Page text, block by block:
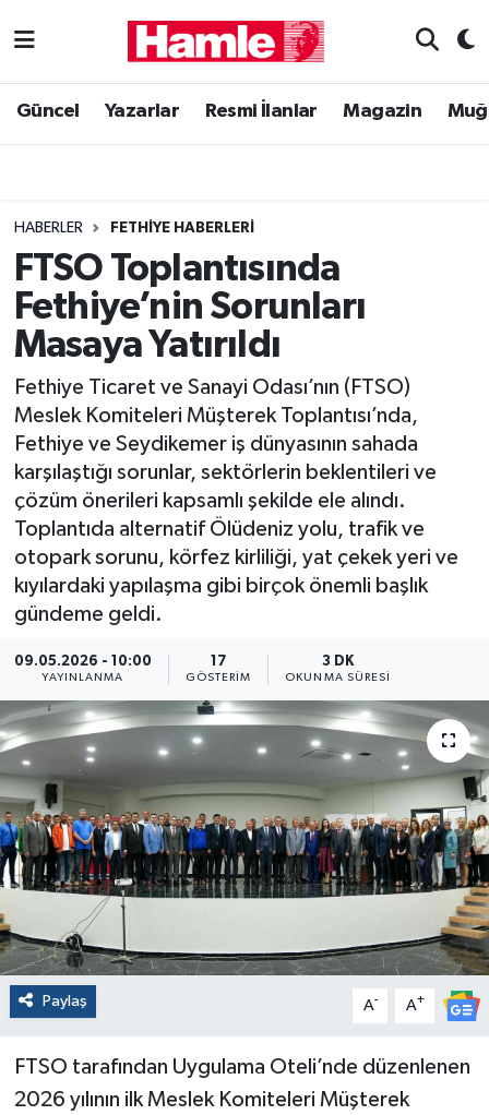
Güncel Yazarlar Resmi İlanlar Magazin
HABERLER FETHIYE HABERLERI
FTSO Toplantısında
Fethiye’nin Sorunları
Masaya Yatırıldı
Fethiye Ticaret ve Sanayi Odası’nın (FTSO)
Meslek Komiteleri Müşterek Toplantısı’nda,
Fethiye ve Seydikemer iş dünyasının sahada
karşılaştığı sorunlar, sektörlerin beklentileri ve
çözüm önerileri kapsamlı şekilde ele alındı.
Toplantıda alternatif Ölüdeniz yolu, trafik ve
otopark sorunu, körfez kirliliği, yat çekek yeri ve
kıyılardaki yapılaşma gibi birçok önemli başlık
gündeme geldi.
09.05.2026 - 10:00
YAYINLANMA
17
GÖSTERIM
3 DK
OKUNMA SÜRESI
Paylaş A- A+
FTSO tarafından Uygulama Oteli’nde düzenlenen
2026 yılının ilk Meslek Komiteleri Müşterek
Güncel
Magazin
Muğla Haber
Siyaset
Muğla Nöbetçi Eczaneler
Muğla Trafik Yoğunluk Haritası
Süper Lig Puan Durumu ve Fikstür
Tüm Manşetler
Son Dakika Haberleri
Haber Arşivi